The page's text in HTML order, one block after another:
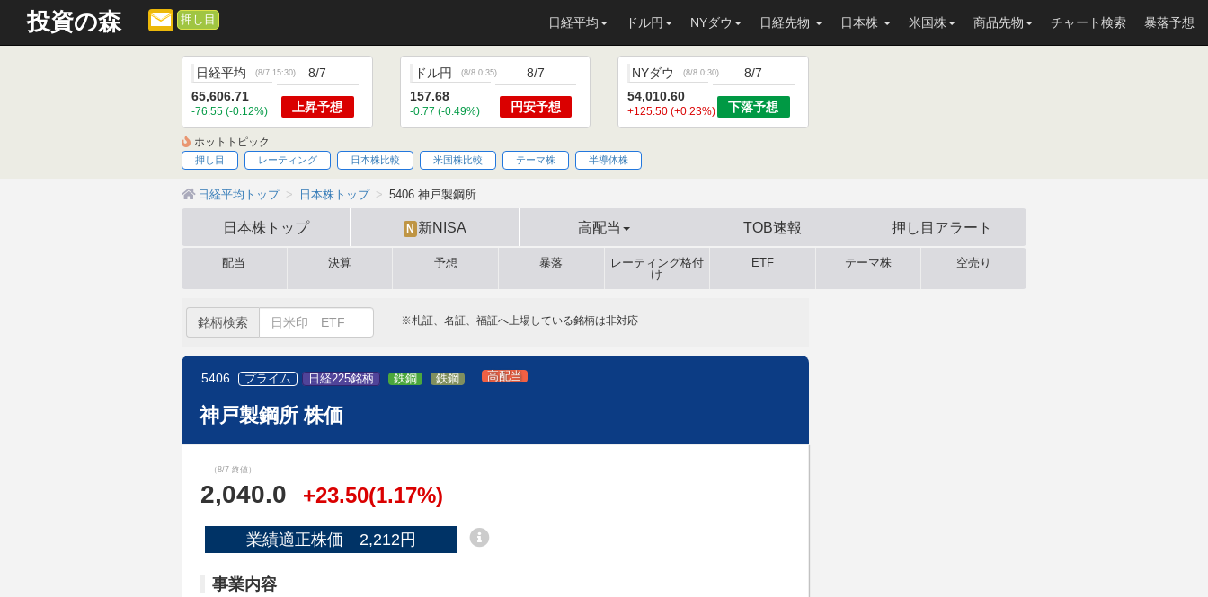
投資の森 押し目 日経平均 ドル円 NYダウ 日経先物 日本株 米国株 商品先物 チャート検索 暴落予想
日経平均 (8/7 15:30)
65,606.71
-76.55 (-0.12%)
8/7
上昇予想
ドル円 (8/8 0:35)
157.68
-0.77 (-0.49%)
8/7
円安予想
NYダウ (8/8 0:30)
54,010.60
+125.50 (+0.23%)
8/7
下落予想
ホットトピック
押し目 レーティング 日本株比較 米国株比較 テーマ株 半導体株
日経平均トップ 日本株トップ 5406 神戸製鋼所
日本株トップ N 新NISA 高配当 TOB速報 押し目 アラート
配当 決算 予想 暴落
レーティング格付
け
ETF テーマ株 空売り
銘柄検索 ※札証、名証、福証へ上場している銘柄は非対応
5406 プライム 日経225銘柄 鉄鋼 鉄鋼 高配当
神戸製鋼所 株価
（8/7 終値）
2,040.0 +23.50(1.17%)
業績適正株価 2,212円
事業内容